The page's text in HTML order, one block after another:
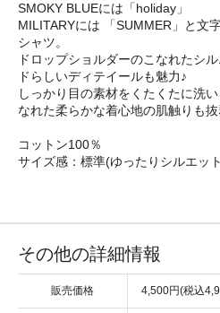
SMOKY BLUEには「holiday」
MILITARYには 「SUMMER」と文
シャツ。
ドロップショルダーのこなれたシ
ドらしいディテイールも魅力♪
しっかり目の素材をくたくたに洗
なれた柔らかな着心地の肌触りも抜
コットン100％
サイズ感：標準(ゆったりシルエッ
その他の詳細情報
販売価格 4,500円(税込